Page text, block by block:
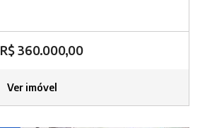
R$ 360.000,00
Ver imóvel